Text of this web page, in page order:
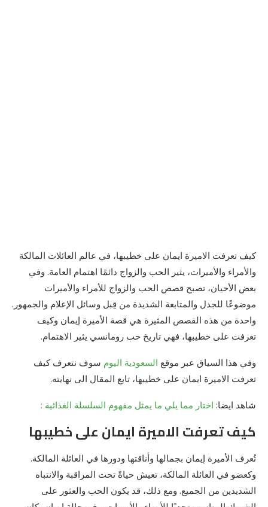
كيف تعرفت الاميرة ايمان على خطيبها، في عالم العائلات المالكة
والأمراء والأميرات، يثير الحب والزواج دائمًا اهتمام العامة. وفي
بعض الأحيان، تصبح قصص الحب والزواج للأمراء والأميرات
موضوعًا للجدل والمتابعة الشديدة من قِبل وسائل الإعلام والجمهور.
واحدة من هذه القصص المثيرة هي قصة الأميرة إيمان وكيف
تعرفت على خطيبها، فهي تاريخ حب رومانسي يثير الاهتمام.
وفي هذا السياق عبر موقع السعودية اليوم سوف نتعرف كيف
تعرفت الاميرة ايمان على خطيبها، تابع المقال الى نهايته.
شاهد ايضا: اختار مما يلي ما يمثل مفهوم السلسلة الغذائية :
كيف تعرفت الاميرة ايمان على خطيبها
تُعرف الأميرة إيمان بجمالها وأناقتها ودورها في العائلة المالكة.
وكعضو في العائلة المالكة، تعيش حياةً تحت المراقبة والانتباه
الشديدين من الجميع. ومع ذلك، قد يكون الحب والعثور على